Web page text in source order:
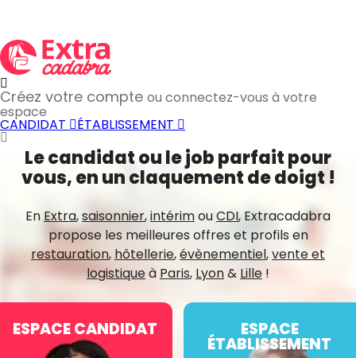
Créez votre compte ou connectez-vous à votre
espace
CANDIDAT ÉTABLISSEMENT
Le candidat ou le job parfait pour
vous, en un claquement de doigt !
En Extra,saisonnier,intérimouCDI, Extracadabra
propose les meilleures offres et profils en
restauration, hôtellerie,évènementiel,vente et
logistiqueà Paris, Lyon& Lille !
ESPACE CANDIDAT ESPACE
ÉTABLISSEMENT